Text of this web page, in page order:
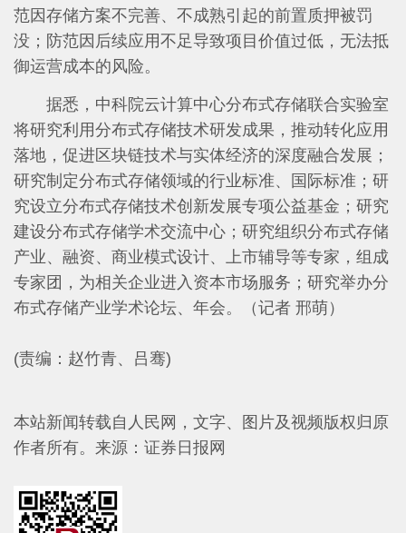
范因存储方案不完善、不成熟引起的前置质押被罚
没；防范因后续应用不足导致项目价值过低，无法抵
御运营成本的风险。
据悉，中科院云计算中心分布式存储联合实验室
将研究利用分布式存储技术研发成果，推动转化应用
落地，促进区块链技术与实体经济的深度融合发展；
研究制定分布式存储领域的行业标准、国际标准；研
究设立分布式存储技术创新发展专项公益基金；研究
建设分布式存储学术交流中心；研究组织分布式存储
产业、融资、商业模式设计、上市辅导等专家，组成
专家团，为相关企业进入资本市场服务；研究举办分
布式存储产业学术论坛、年会。（记者 邢萌）
(责编：赵竹青、吕骞)
本站新闻转载自人民网，文字、图片及视频版权归原
作者所有。 来源：证券日报网